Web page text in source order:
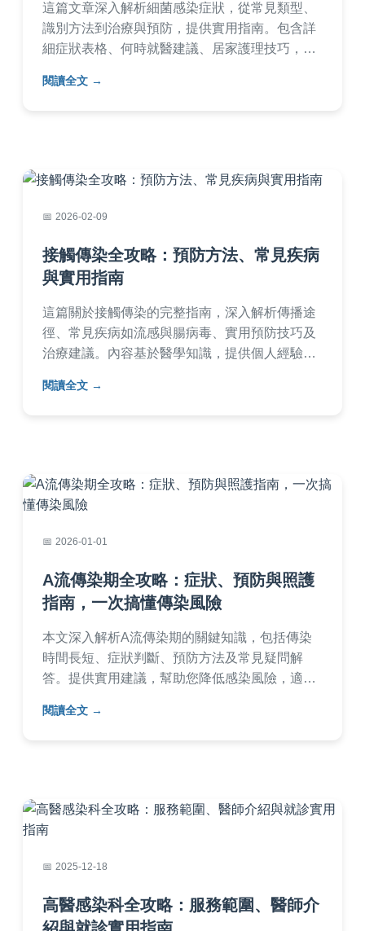
這篇文章深入解析細菌感染症狀，從常見類型、
識別方法到治療與預防，提供實用指南。包含詳
細症狀表格、何時就醫建議、居家護理技巧，以
容基於醫療知識，避免AI生成痕跡，語言自然易
閱讀全文
2026-02-09
接觸傳染全攻略：預防方法、常見疾病
與實用指南
這篇關於接觸傳染的完整指南，深入解析傳播途
徑、常見疾病如流感與腸病毒、實用預防技巧及
治療建議。內容基於醫學知識，提供個人經驗分
險。適合家庭、上班族與家長閱讀，解決所有關
閱讀全文
2026-01-01
A流傳染期全攻略：症狀、預防與照護
指南，一次搞懂傳染風險
本文深入解析A流傳染期的關鍵知識，包括傳染
時間長短、症狀判斷、預防方法及常見疑問解
答。提供實用建議，幫助您降低感染風險，適合
導。
閱讀全文
2025-12-18
高醫感染科全攻略：服務範圍、醫師介